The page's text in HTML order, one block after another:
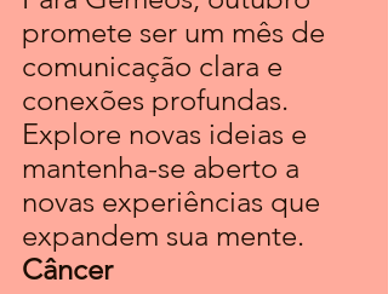
promete ser um mês de
comunicação clara e
conexões profundas.
Explore novas ideias e
mantenha-se aberto a
novas experiências que
expandem sua mente.
Câncer